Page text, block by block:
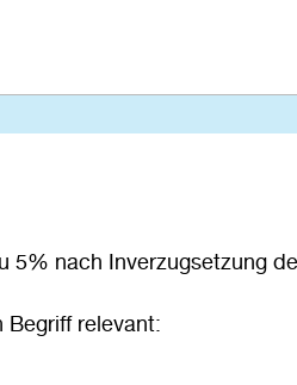
5% nach Inverzugsetzung
Begriff relevant: